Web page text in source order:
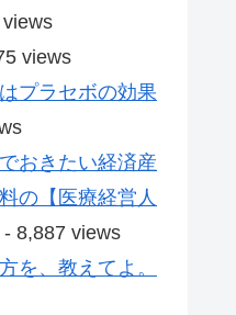
views
プラセボの効果
おきたい経済産
の【医療経営人
- 8,887 views
を、教えてよ。